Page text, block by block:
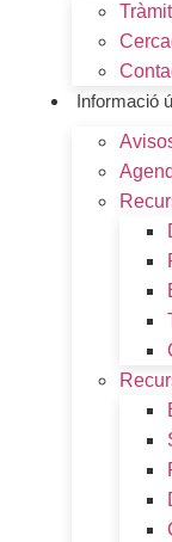
Informació